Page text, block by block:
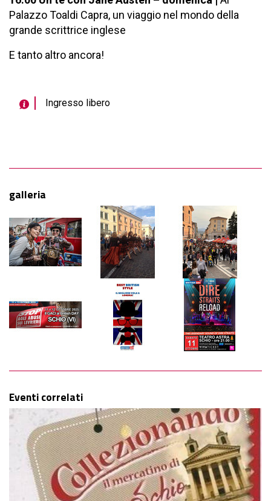
Palazzo Toaldi Capra, un viaggio nel mondo della
grande scrittrice inglese
E tanto altro ancora!
Ingresso libero
galleria
Eventi correlati